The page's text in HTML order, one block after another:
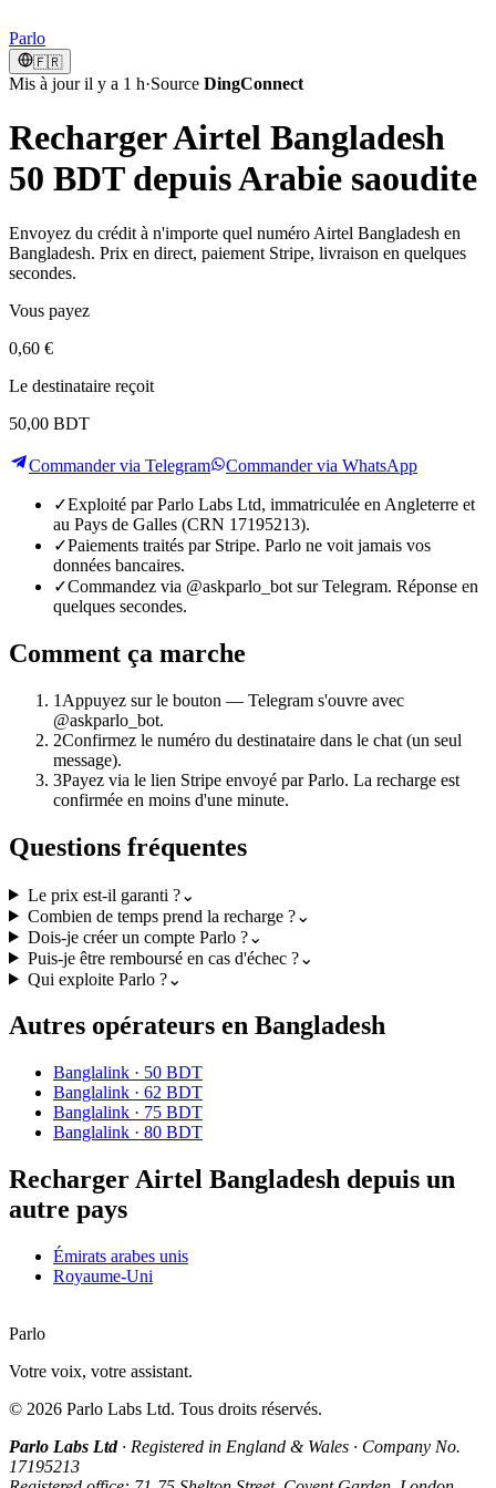
Parlo
🇫🇷
Mis à jour il y a 1 h·Source DingConnect
Recharger Airtel Bangladesh
50 BDT depuis Arabie saoudite
Envoyez du crédit à n'importe quel numéro Airtel Bangladesh en
Bangladesh. Prix en direct, paiement Stripe, livraison en quelques
secondes.
Vous payez
0,60 €
Le destinataire reçoit
50,00 BDT
Commander via Telegram Commander via WhatsApp
✓Exploité par Parlo Labs Ltd, immatriculée en Angleterre et
au Pays de Galles (CRN 17195213).
✓Paiements traités par Stripe. Parlo ne voit jamais vos
données bancaires.
✓Commandez via @askparlo_bot sur Telegram. Réponse en
quelques secondes.
Comment ça marche
1 Appuyez sur le bouton — Telegram s'ouvre avec
@askparlo_bot.
2Confirmez le numéro du destinataire dans le chat (un seul
message).
3Payez via le lien Stripe envoyé par Parlo. La recharge est
confirmée en moins d'une minute.
Questions fréquentes
Le prix est-il garanti ?⌄
Combien de temps prend la recharge ?⌄
Dois-je créer un compte Parlo ?⌄
Puis-je être remboursé en cas d'échec ?⌄
Qui exploite Parlo ?⌄
Autres opérateurs en Bangladesh
Banglalink · 50 BDT
Banglalink · 62 BDT
Banglalink · 75 BDT
Banglalink · 80 BDT
Recharger Airtel Bangladesh depuis un
autre pays
Émirats arabes unis
Royaume-Uni
Parlo
Votre voix, votre assistant.
© 2026 Parlo Labs Ltd. Tous droits réservés.
Parlo Labs Ltd· Registered in England & Wales · Company No.
17195213